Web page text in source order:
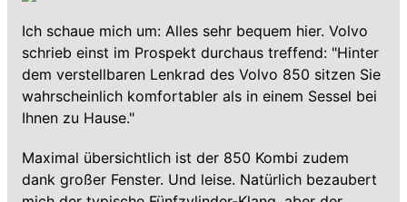
Ich schaue mich um: Alles sehr bequem hier. Volvo
schrieb einst im Prospekt durchaus treffend: "Hinter
dem verstellbaren Lenkrad des Volvo 850 sitzen Sie
wahrscheinlich komfortabler als in einem Sessel bei
Ihnen zu Hause."
Maximal übersichtlich ist der 850 Kombi zudem
dank großer Fenster. Und leise. Natürlich bezaubert